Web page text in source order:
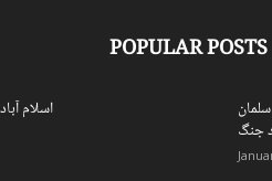
اسلام
POPULAR POSTS
جنگ